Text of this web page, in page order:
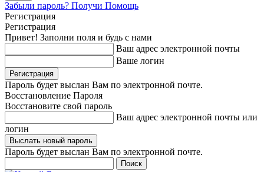
Забыли пароль? Получи Помощь
Регистрация
Регистрация
Привет! Заполни поля и будь с нами
Ваш адрес электронной почты
Ваше логин
Пароль будет выслан Вам по электронной почте.
Восстановление Пароля
Восстановите свой пароль
Ваш адрес электронной почты или
логин
Пароль будет выслан Вам по электронной почте.